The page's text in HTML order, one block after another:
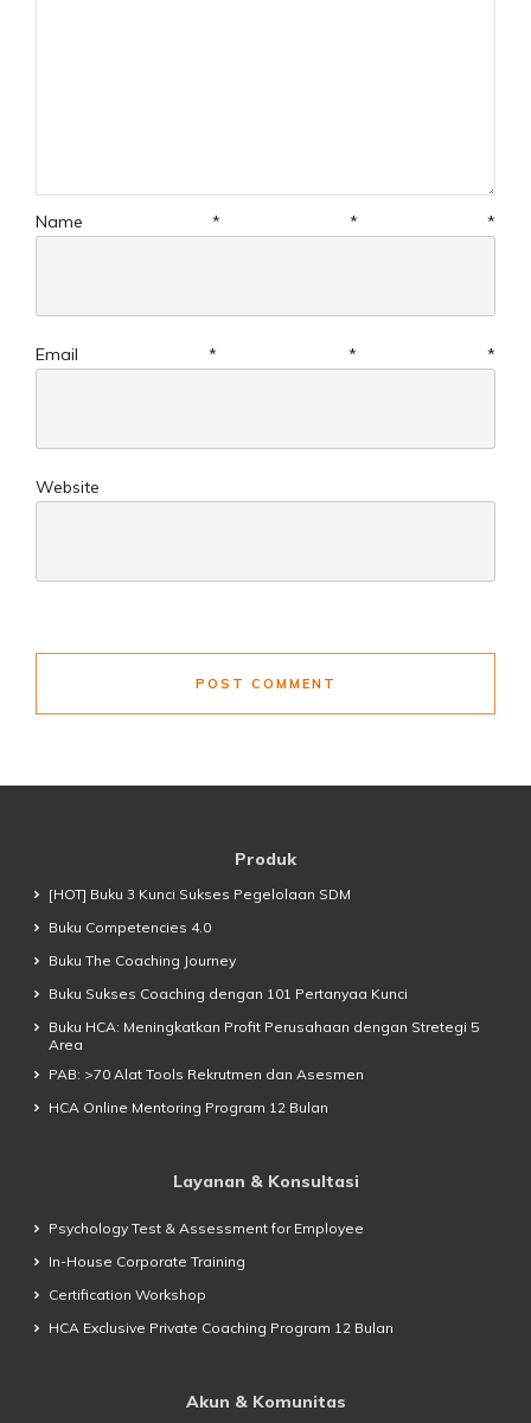
Name * * *
Email* * *
Website
POST COMMENT
Produk
[HOT] Buku 3 Kunci Sukses Pegelolaan SDM
Buku Competencies 4.0
Buku The Coaching Journey
Buku Sukses Coaching dengan 101 Pertanyaa Kunci
Buku HCA: Meningkatkan Profit Perusahaan dengan Stretegi 5
Area
PAB: >70 Alat Tools Rekrutmen dan Asesmen
HCA Online Mentoring Program 12 Bulan
Layanan & Konsultasi
Psychology Test & Assessment for Employee
In-House Corporate Training
Certification Workshop
HCA Exclusive Private Coaching Program 12 Bulan
Akun & Komunitas